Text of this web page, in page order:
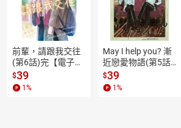
前輩，請跟我交往
(第6話)完【電子
書】
$39
1 %
May I help you? 漸
近戀愛物語(第5話)
【電子書】
$39
1 %